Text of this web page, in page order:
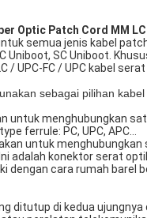
Optic Patch Cord MM
semua jenis kabel
Uniboot, SC Uniboot.
/ UPC-FC / UPC kabel
sebagai pilihan
untuk menghubungkan
ferrule: PC, UPC, APC…
untuk
adalah konektor serat
dengan cara rumah barel
ditutup di kedua